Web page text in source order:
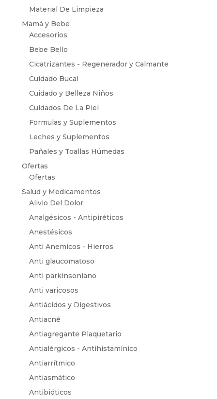
Material De Limpieza
Mamá y Bebe
Accesorios
Bebe Bello
Cicatrizantes - Regenerador y Calmante
Cuidado Bucal
Cuidado y Belleza Niños
Cuidados De La Piel
Formulas y Suplementos
Leches y Suplementos
Pañales y Toallas Húmedas
Ofertas
Ofertas
Salud y Medicamentos
Alivio Del Dolor
Analgésicos - Antipiréticos
Anestésicos
Anti Anemicos - Hierros
Anti glaucomatoso
Anti parkinsoniano
Anti varicosos
Antiácidos y Digestivos
Antiacné
Antiagregante Plaquetario
Antialérgicos - Antihistamínico
Antiarrítmico
Antiasmático
Antibióticos